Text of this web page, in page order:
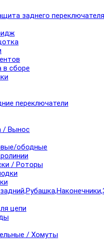
заднего переключателя
в сборе
переключатели
/ Вынос
ободные
/ Роторы
цепи
/ Хомуты